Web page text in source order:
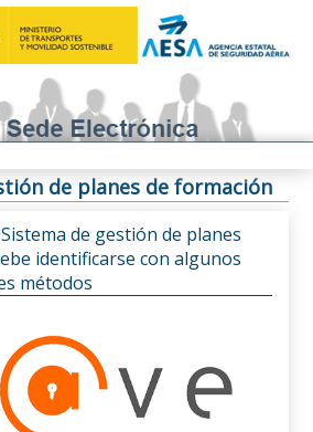
de planes de formación
de gestión de planes
identificarse con algunos
métodos